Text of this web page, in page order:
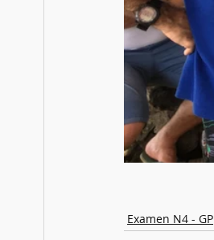
Examen N4 - GP